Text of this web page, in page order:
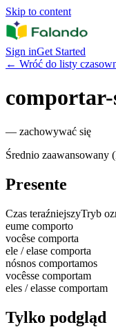
Skip to content
Sign inGet Started
← Wróć do listy
comportar-
— zachowywać się
Średnio zaawansowany
Presente
Czas teraźniejszyTryb
eume comporto
vocêse comporta
ele / elase comporta
nósnos comportamos
vocêsse comportam
eles / elasse comportam
Tylko podgląd